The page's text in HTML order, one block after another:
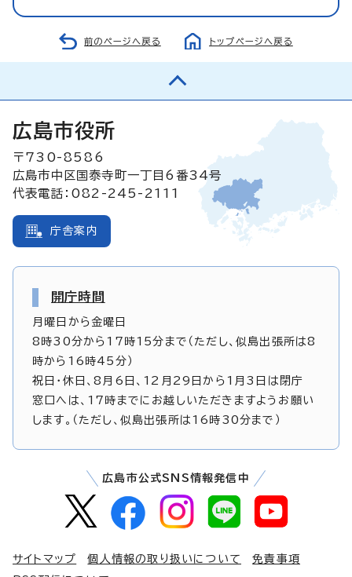
前のページへ戻る トップページへ戻る
広島市役所
〒730-8586
広島市中区国泰寺町一丁目6番34号
代表電話：082-245-2111
庁舎案内
開庁時間
月曜日から金曜日
8時30分から17時15分まで（ただし、似島出張所は8
時から16時45分）
祝日・休日、8月6日、12月29日から1月3日は閉庁
窓口へは、17時までにお越しいただきますようお願い
します。（ただし、似島出張所は16時30分まで）
広島市公式SNS情報発信中
サイトマップ 個人情報の取り扱いについて
免責事項